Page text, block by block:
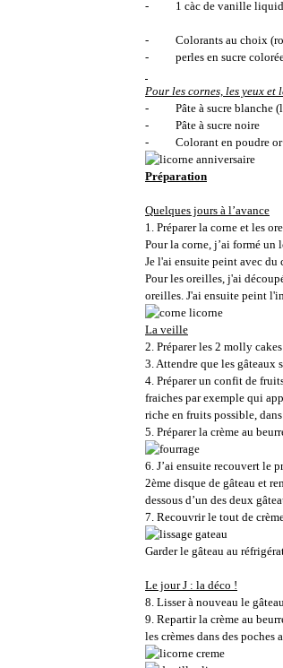
- 1 càc de vanille
- Colorants au choix
- perles en sucre
Pour les cornes, les yeux et
- Pâte à sucre blanche
- Pâte à sucre noire
- Colorant en poudre or
Préparation
Quelques jours à l’avance
1. Préparer la corne et les
Pour la corne, j’ai formé un
Je l'ai ensuite peint avec
Pour les oreilles, j'ai
oreilles. J'ai ensuite peint
La veille
2. Préparer les 2 molly
3. Attendre que les gâteaux
4. Préparer un confit de
fraiches par exemple qui
riche en fruits possible,
5. Préparer la crème au
6. J’ai ensuite recouvert le
2ème disque de gâteau et
dessous d’un des deux
7. Recouvrir le tout de
Garder le gâteau au
Le jour J : la déco !
8. Lisser à nouveau le
9. Repartir la crème au
les crèmes dans des